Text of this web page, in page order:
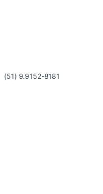
(51) 9.9152-8181